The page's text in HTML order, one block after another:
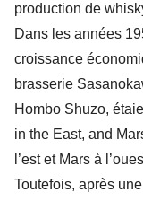
production de
Dans les années
croissance
brasserie
Hombo Shuzo,
in the East, and
l’est et Mars à
Toutefois, après